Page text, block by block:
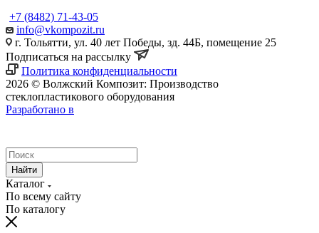
+7 (8482) 71-43-05
info@vkompozit.ru
г. Тольятти, ул. 40 лет Победы, зд. 44Б, помещение 25
Подписаться на рассылку
Политика конфиденциальности
2026 © Волжский Композит: Производство
стеклопластикового оборудования
Разработано в
Найти
Каталог
По всему сайту
По каталогу